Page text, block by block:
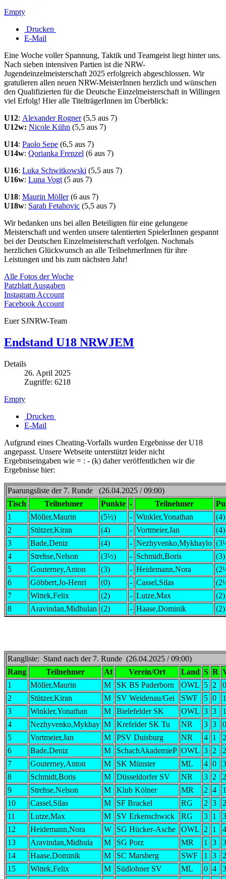
Empty
Drucken
E-Mail
Eine Woche voller Spannung, Taktik und Teamgeist liegt hinter uns.
Nach sieben intensiven Partien ist die NRW-
Jugendeinzelmeisterschaft 2025 erfolgreich abgeschlossen. Wir
gratulieren allen neuen NRW-MeisterInnen herzlich und wünschen
den Qualifizierten für die Deutsche Einzelmeisterschaft in Willingen
viel Erfolg! Hier alle TitelträgerInnen im Überblick:
U12: Alexander Rogner(5,5 aus 7)
U12w: Nicole Kühn (5,5 aus 7)
U14: Paolo Sepe (6,5 aus 7)
U14w: Qorianka Frenzel (6 aus 7)
U16: Luka Schwitkowski (5,5 aus 7)
U16w: Luna Vogt(5 aus 7)
U18: Maurin Möller(6 aus 7)
U18w: Sarah Fetahovic (5,5 aus 7)
Wir bedanken uns bei allen Beteiligten für eine gelungene
Meisterschaft und werden unsere talentierten SpielerInnen gespannt
bei der Deutschen Einzelmeisterschaft verfolgen. Nochmals
herzlichen Glückwunsch an alle TeilnehmerInnen für ihre
Leistungen und bis zum nächsten Jahr!
Alle Fotos der Woche
Patzblatt Ausgaben
Instagram Account
Facebook Account
Euer SJNRW-Team
Endstand U18 NRWJEM
Details
26. April 2025
Zugriffe: 6218
Empty
Drucken
E-Mail
Aufgrund eines Cheating-Vorfalls wurden Ergebnisse der U18
angepasst. Unsere Webseite unterstützt leider nicht
Ergebniseingaben wie = : - (k) daher veröffentlichen wir die
Ergebnisse hier:
Paarungsliste der 7. Runde (26.04.2025 / 09:00)
Tisch
Teilnehmer Punkte - Teilnehmer
1
Möller,Maurin (5½) - Winkler,Yonathan
(4)
2
Stützer,Kiran (4) - Vortmeier,Jan
(4)
3
Bade,Deniz (4) - Nezhyvenko,Mykhaylo
4
Strehse,Nelson (3½) - Schmidt,Boris
(3)
5
Gouterney,Anton (3) - Heidemann,Nora
6
Göbbert,Jo-Henri (0) - Cassel,Silas
7
Wittek,Felix (2) - Lutze,Max
(2)
8
Aravindan,Midhulan (2) - Haase,Dominik (2)
Rangliste: Stand nach der 7. Runde (26.04.2025 / 09:00)
Rang
Teilnehmer At Verein/Ort Land S R
1
Möller,Maurin M SK BS Paderborn OWL 5 2
0
2
Stützer,Kiran M SV Weidenau/Gei SWF 5 0
1
3
Winkler,Yonathan M Bielefelder SK OWL 3 3
1
4
Nezhyvenko,Mykhay M Krefelder SK Tu NR 3 3
0
5
Vortmeier,Jan M PSV Duisburg NR 4 1
2
6
Bade,Deniz M SchachAkademieP OWL 3 2
2
7
Gouterney,Anton M SK Münster ML 4 0
3
8
Schmidt,Boris M Düsseldorfer SV NR 3 2
2
9
Strehse,Nelson M Klub Kölner MR 2 4
1
10
Cassel,Silas M SF Brackel RG 2 3
2
11
Lutze,Max M SV Erkenschwick RG 3 1
3
12
Heidemann,Nora W SG Hücker-Asche OWL 2 1
4
13
Aravindan,Midhula M SG Porz MR 1 3
3
14
Haase,Dominik M SC Marsberg SWF 1 3
2
15
Wittek,Felix M Südlohner SV ML 0 4
3